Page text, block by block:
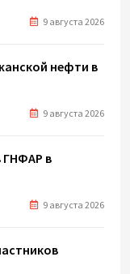
9 августа 2026
нефти в
9 августа 2026
ГНФАР в
9 августа 2026